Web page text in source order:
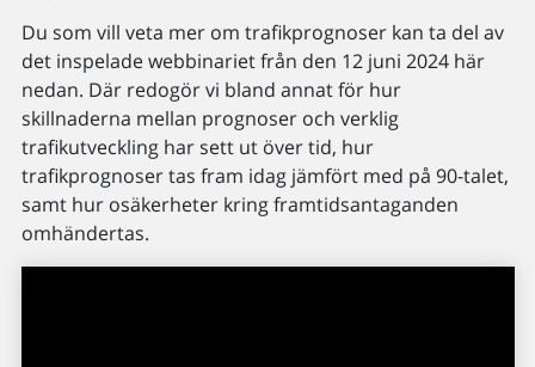
Du som vill veta mer om trafikprognoser kan ta del av
det inspelade webbinariet från den 12 juni 2024 här
nedan. Där redogör vi bland annat för hur
skillnaderna mellan prognoser och verklig
trafikutveckling har sett ut över tid, hur
trafikprognoser tas fram idag jämfört med på 90-talet,
samt hur osäkerheter kring framtidsantaganden
omhändertas.